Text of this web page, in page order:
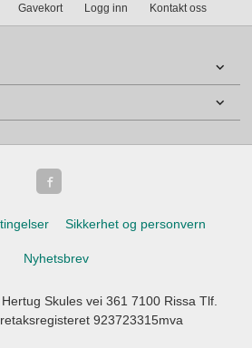
Gavekort Logg inn Kontakt oss
Sikkerhet og personvern
Nyhetsbrev
Skules vei 361 7100 Rissa Tlf.
923723315mva